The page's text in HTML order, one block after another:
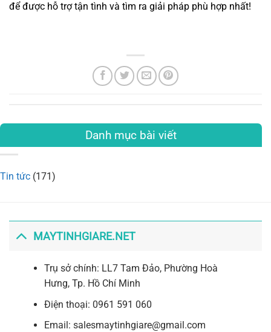
để được hỗ trợ tận tình và tìm ra giải pháp phù hợp nhất!
Danh mục bài viết
Tin tức (171)
MAYTINHGIARE.NET
Trụ sở chính: LL7 Tam Đảo, Phường Hoà
Hưng, Tp. Hồ Chí Minh
Điện thoại: 0961 591 060
Email: salesmaytinhgiare@gmail.com